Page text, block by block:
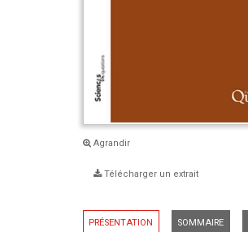
Agrandir
Télécharger un extrait
PRÉSENTATION SOMMAIRE